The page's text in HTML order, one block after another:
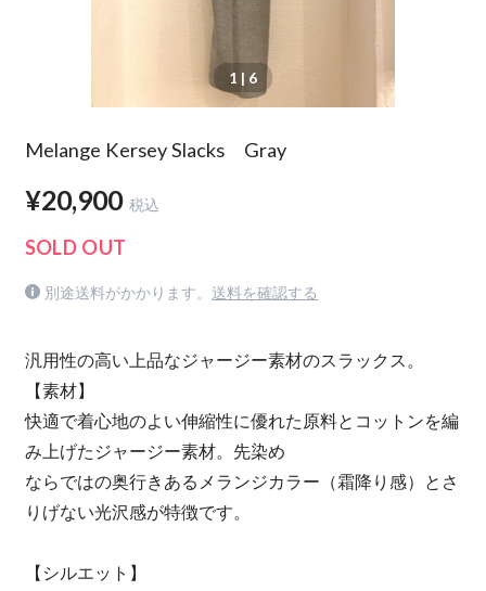
1 | 6
Melange Kersey Slacks Gray
¥20,900 税込
SOLD OUT
別途送料がかかります。 送料を確認する
汎用性の高い上品なジャージー素材のスラックス。
【素材】
快適で着心地のよい伸縮性に優れた原料とコットンを編
み上げたジャージー素材。先染め
ならではの奥行きあるメランジカラー（霜降り感）とさ
りげない光沢感が特徴です。
【シルエット】